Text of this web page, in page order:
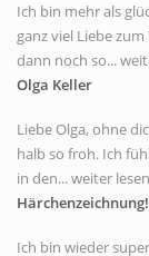
Ich bin mehr als
ganz viel Liebe
dann noch so...
Olga Keller
Liebe Olga, ohne
halb so froh. Ich
in den... weiter
Härchenzeichnung!
Ich bin wieder